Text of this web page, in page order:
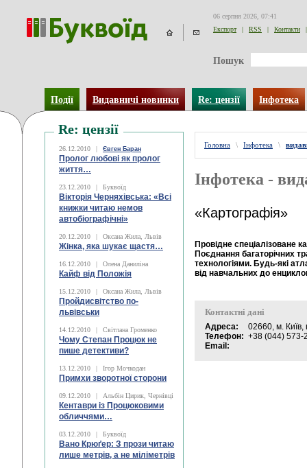
06 серпня 2026, 07:41
Експорт
| RSS | Контакти |
Пошук
Події Видавничі новинки Re: цензії Інфотека
Re: цензії
26.12.2010 | Євген Баран
Пролог любові як пролог
життя…
23.12.2010 | Буквоїд
Вікторія Черняхівська: «Всі
книжки читаю немов
автобіографічні»
20.12.2010 | Оксана Жила, Львів
Жінка, яка шукає щастя…
16.12.2010 | Олена Даниліна
Кайф від Положія
15.12.2010 | Оксана Жила, Львів
Пройдисвітство по-
львівськи
14.12.2010 | Світлана Громенко
Чому Степан Процюк не
пише детективи?
13.12.2010 | Ігор Мочкодан
Примхи зворотної сторони
09.12.2010 | Альбін Цирик, Чернівці
Кентаври із Процюковими
обличчями…
03.12.2010 | Буквоїд
Вано Крюґер: З прози читаю
лише метрів, а не міліметрів
Головна \ Інфотека \
Інфотека -
«Картографія»
Провідне спеціалізоване
Поєднання багаторічних
технологіями. Будь-які
від навчальних до
Контактні дані
Адреса:
02660, м.
Телефон: +38 (044) 573-
Email: